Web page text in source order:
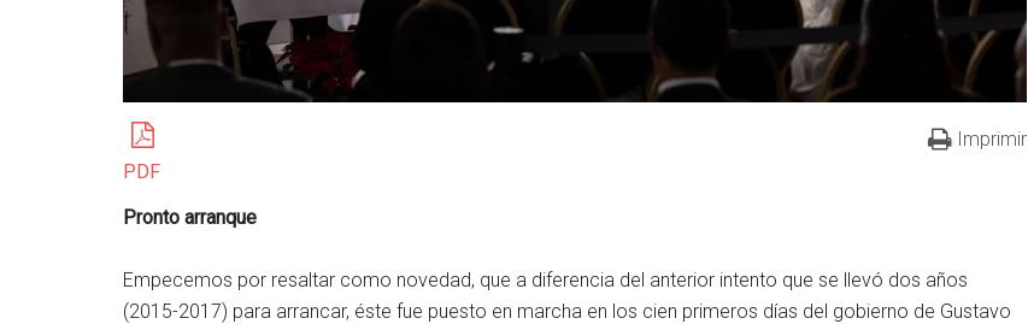
PDF
Imprimir
Pronto arranque
Empecemos por resaltar como novedad, que a diferencia del anterior intento que se llevó dos años
(2015-2017) para arrancar, éste fue puesto en marcha en los cien primeros días del gobierno de Gustavo